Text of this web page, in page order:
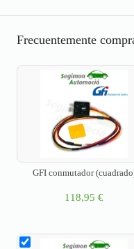
Frecuentemente
GFI conmutador
118,95 €